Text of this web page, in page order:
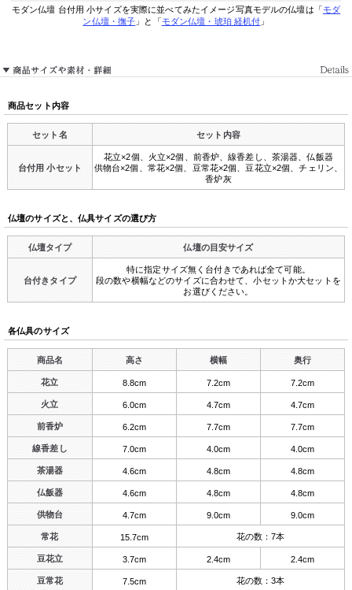
モダン仏壇 台付用 小サイズを実際に並べてみたイメージ写真モデルの仏壇は「モダ
ン仏壇・撫子 」と「モダン仏壇・琥珀 経机付 」
商品セット内容
セット名 セット内容
台付用 小セット
花立×2個、火立×2個、前香炉、線香差し、茶湯器、仏飯器
供物台×2個、常花×2個、豆常花×2個、豆花立×2個、チェリン、
香炉灰
仏壇のサイズと、仏具サイズの選び方
仏壇タイプ 仏壇の目安サイズ
台付きタイプ
特に指定サイズ無く台付きであれば全て可能。
段の数や横幅などのサイズに合わせて、小セットか大セットを
お選びください。
各仏具のサイズ
商品名 高さ 横幅 奥行
花立 8.8cm 7.2cm 7.2cm
火立 6.0cm 4.7cm 4.7cm
前香炉 6.2cm 7.7cm 7.7cm
線香差し 7.0cm 4.0cm 4.0cm
茶湯器 4.6cm 4.8cm 4.8cm
仏飯器 4.6cm 4.8cm 4.8cm
供物台 4.7cm 9.0cm 9.0cm
常花 15.7cm 花の数：7本
豆花立 3.7cm 2.4cm 2.4cm
豆常花 7.5cm 花の数：3本